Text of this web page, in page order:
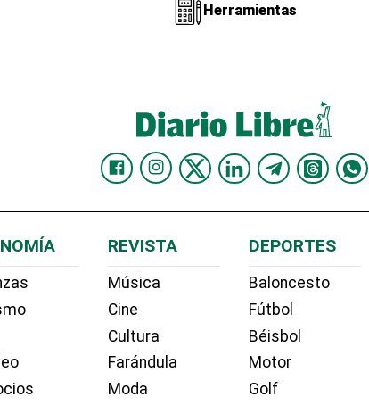
Herramientas
REVISTA
Música
Cine
Cultura
Farándula
Moda
DEPORTES
Baloncesto
Fútbol
Béisbol
Motor
Golf